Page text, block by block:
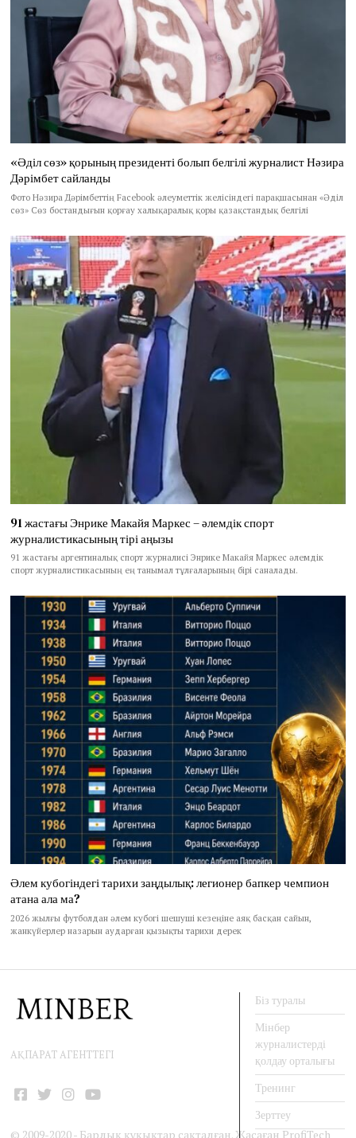
«Әділ сөз» қорының президенті болып белгілі журналист Нәзира
Дәрімбет сайланды
Фото Нәзира Дәрімбеттің Facebook әлеуметтік желісіндегі парақшасынан «Әділ
сөз» Сөз бостандығын қорғау халықаралық қоры қазақстандық белгілі
91 жастағы Энрике Макайя Маркес – әлемдік спорт
журналистикасының тірі аңызы
91 жастағы аргентиналық спорт журналисі Энрике Макайя Маркес әлемдік
спорт журналистикасының ең танымал тұлғаларының бірі саналады.
Әлем кубогіндегі тарихи заңдылық: легионер бапкер чемпион
атана ала ма?
2026 жылғы футболдан әлем кубогі шешуші кезеңіне аяқ басқан сайын,
жанкүйерлер назарын аударған қызықты тарихи дерек
АҚПАРАТ АГЕНТТЕГІ
© 2009-2020 - Барлық құқықтар сақталған. ЖасағанProfiTech
Біз туралы
Мінбер
журналистерді
қолдау орталығы
Тренинг
Зерттеу